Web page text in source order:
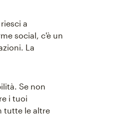
a
social, c'è un
La
Se non
i tuoi
tutte le altre